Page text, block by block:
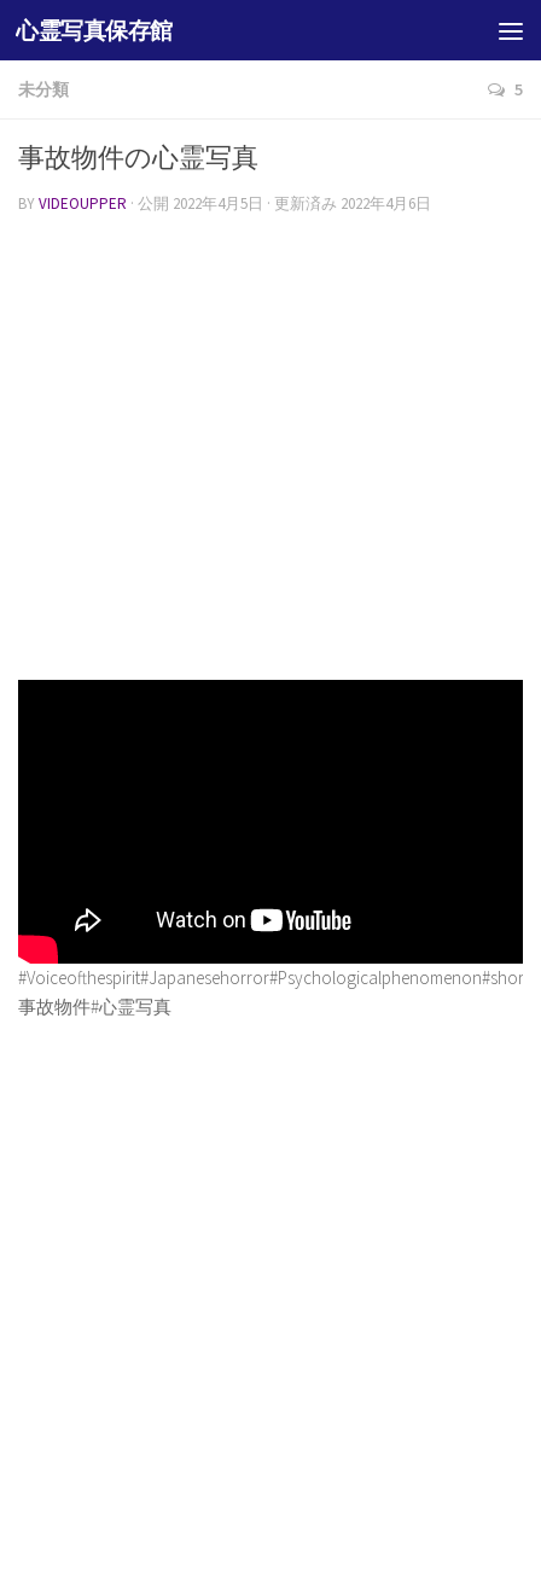
心霊写真保存館
未分類 5
事故物件の心霊写真
BYVIDEOUPPER · 公開 2022年4月5日 · 更新済み 2022年4月6日
事故物件#心霊写真